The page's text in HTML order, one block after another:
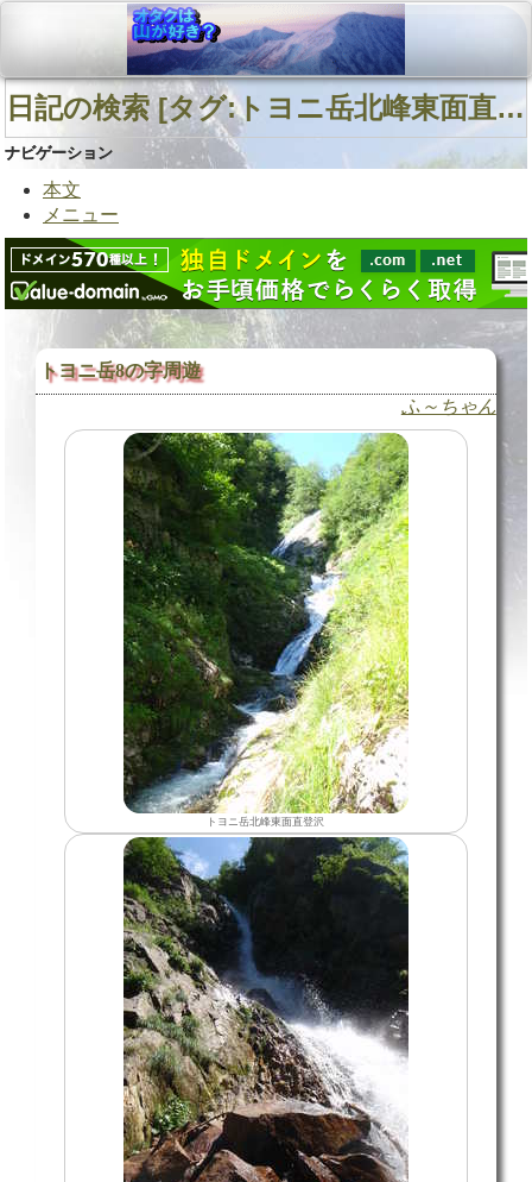
日記の検索 [タグ:トヨニ岳北峰東面直登沢 トヨニ岳北峰南西面直登沢 南日高 山行記録] 01～01(01件中)
ナビゲーション
本文
メニュー
トヨニ岳8の字周遊
ふ～ちゃん
トヨニ岳北峰東面直登沢